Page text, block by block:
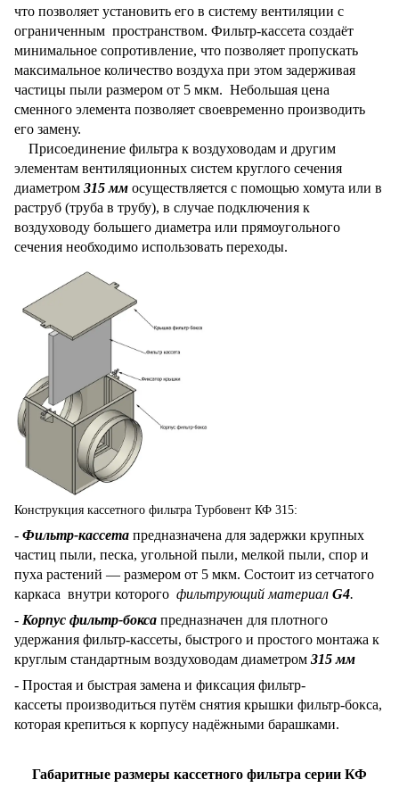
что позволяет установить его в систему вентиляции с
ограниченным пространством. Фильтр-кассета создаёт
минимальное сопротивление, что позволяет пропускать
максимальное количество воздуха при этом задерживая
частицы пыли размером от 5 мкм. Небольшая цена
сменного элемента позволяет своевременно производить
его замену.
Присоединение фильтра к воздуховодам и другим
элементам вентиляционных систем круглого сечения
диаметром 315 мм осуществляется с помощью хомута или в
раструб (труба в трубу), в случае подключения к
воздуховоду большего диаметра или прямоугольного
сечения необходимо использовать переходы.
Конструкция кассетного фильтра Турбовент КФ 315:
- Фильтр-кассета предназначена для задержки крупных
частиц пыли, песка, угольной пыли, мелкой пыли, спор и
пуха растений — размером от 5 мкм. Состоит из сетчатого
каркаса внутри которого фильтрующий материал G4.
- Корпус фильтр-бокса предназначен для плотного
удержания фильтр-кассеты, быстрого и простого монтажа к
круглым стандартным воздуховодам диаметром 315 мм
- Простая и быстрая замена и фиксация фильтр-
кассеты производиться путём снятия крышки фильтр-бокса,
которая крепиться к корпусу надёжными барашками.
Габаритные размеры кассетного фильтра серии КФ